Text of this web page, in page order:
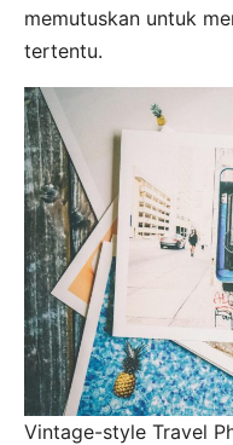
memutuskan untuk
tertentu.
Vintage-style Travel